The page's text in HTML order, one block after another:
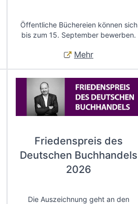
Öffentliche Büchereien können sich
bis zum 15. September bewerben.
Mehr
Friedenspreis des
Deutschen Buchhandels
2026
Die Auszeichnung geht an den